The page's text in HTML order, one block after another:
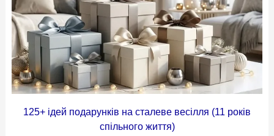
125+ ідей подарунків на сталеве весілля (11 років
спільного життя)